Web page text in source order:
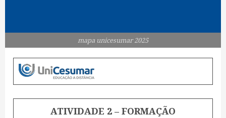
mapa unicesumar 2025
ATIVIDADE 2 – FORMAÇÃO